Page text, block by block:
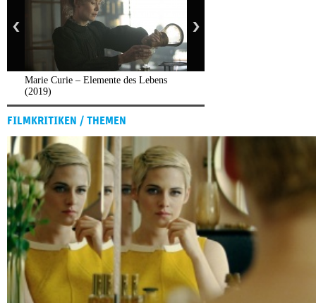
Marie Curie – Elemente des Lebens
(2019)
FILMKRITIKEN / THEMEN